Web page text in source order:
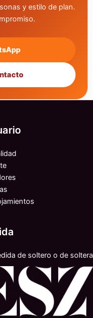
y estilo de plan.
de soltero o de soltera